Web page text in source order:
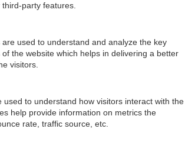
party features.
used to understand and analyze the key
the website which helps in delivering a better
visitors.
used to understand how visitors interact with the
help provide information on metrics the
rate, traffic source, etc.